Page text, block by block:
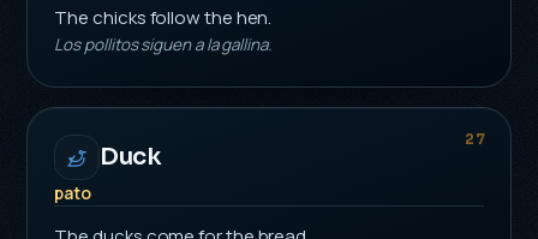
The chicks follow the hen.
Los pollitos siguen a la gallina.
27
Duck
pato